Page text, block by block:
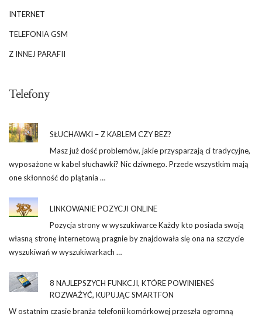
INTERNET
TELEFONIA GSM
Z INNEJ PARAFII
Telefony
SŁUCHAWKI – Z KABLEM CZY BEZ?
Masz już dość problemów, jakie przysparzają ci tradycyjne,
wyposażone w kabel słuchawki? Nic dziwnego. Przede wszystkim mają
one skłonność do plątania …
LINKOWANIE POZYCJI ONLINE
Pozycja strony w wyszukiwarce Każdy kto posiada swoją
własną stronę internetową pragnie by znajdowała się ona na szczycie
wyszukiwań w wyszukiwarkach …
8 NAJLEPSZYCH FUNKCJI, KTÓRE POWINIENEŚ
ROZWAŻYĆ, KUPUJĄC SMARTFON
W ostatnim czasie branża telefonii komórkowej przeszła ogromną